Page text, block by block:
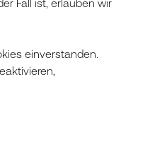
Fall ist, erlauben wir
einverstanden.